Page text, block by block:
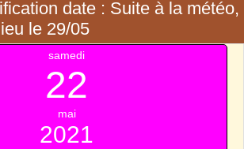
date : Suite à la météo,
le 29/05
samedi
22
mai
2021